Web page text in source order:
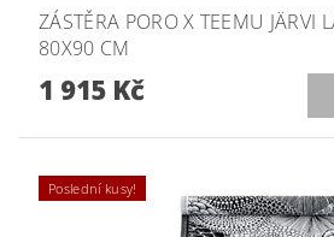
ZÁSTĚRA PORO X TEEMU JÄRVI
80X90 CM
1 915 Kč
Poslední kusy!